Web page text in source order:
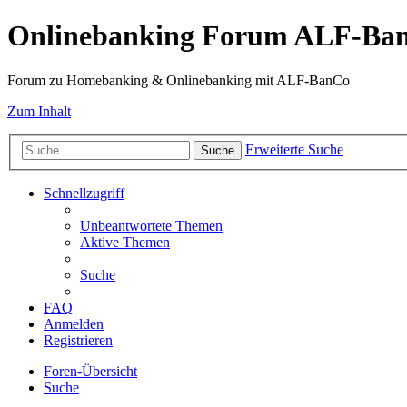
Onlinebanking Forum ALF-
Forum zu Homebanking & Onlinebanking mit ALF-BanCo
Zum Inhalt
Suche Erweiterte Suche
Schnellzugriff
Unbeantwortete Themen
Aktive Themen
Suche
FAQ
Anmelden
Registrieren
Foren-Übersicht
Suche